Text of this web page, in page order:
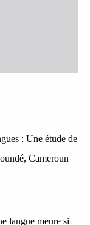
: Une étude de
Cameroun
langue meure si